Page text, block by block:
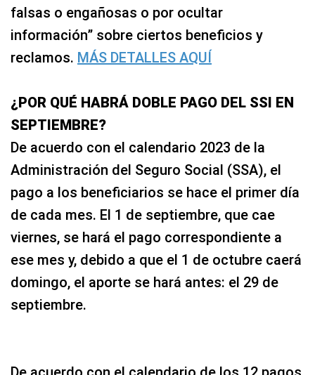
falsas o engañosas o por ocultar
información” sobre ciertos beneficios y
reclamos. MÁS DETALLES AQUÍ
¿POR QUÉ HABRÁ DOBLE PAGO DEL SSI EN
SEPTIEMBRE?
De acuerdo con el calendario 2023 de la
Administración del Seguro Social (SSA), el
pago a los beneficiarios se hace el primer día
de cada mes. El 1 de septiembre, que cae
viernes, se hará el pago correspondiente a
ese mes y, debido a que el 1 de octubre caerá
domingo, el aporte se hará antes: el 29 de
septiembre.